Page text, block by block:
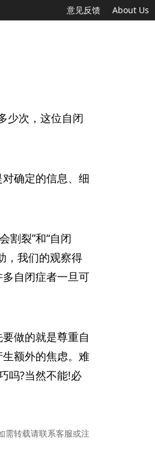
意见反馈 About Us
少次，这位自闭
确定的信息、细
割裂”和“自闭
，我们的观察得
自闭症者一旦可
做的就是尊重自
额外的焦虑。难
吗?当然不能!必
需转载请联系客服或注